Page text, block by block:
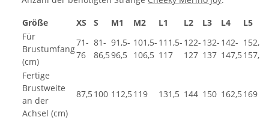
Größe
XS S M1 M2 L1 L2 L3 L4
L5
Für
Brustumfang
(cm)
71-
76
81-
86,5
91,5-
96,5
101,5-
106,5
111,5-
117
122-
127
132-
137
142-
147,5
152,5-
157,5
Fertige
Brustweite
an der
Achsel (cm)
87,5 100 112,5 119 131,5 144 150 162,5 169